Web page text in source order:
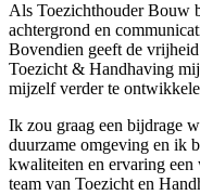
Als Toezichthouder Bouw
achtergrond en
Bovendien geeft de
Toezicht & Handhaving
mijzelf verder te
Ik zou graag een bijdrage
duurzame omgeving en ik
kwaliteiten en ervaring
team van Toezicht en